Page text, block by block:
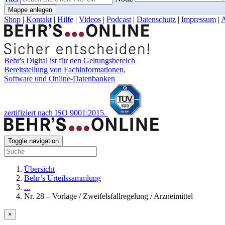
Mappe anlegen
Shop | Kontakt | Hilfe | Videos | Podcast | Datenschutz | Impressum |
Behr's Digital ist für den Geltungsbereich
Bereitstellung von Fachinformationen,
Software und Online-Datenbanken
zertifiziert nach ISO 9001:2015.
Toggle navigation
Übersicht
Behr’s Urteilssammlung
...
Nr. 28 – Vorlage / Zweifelsfallregelung / Arzneimittel
×